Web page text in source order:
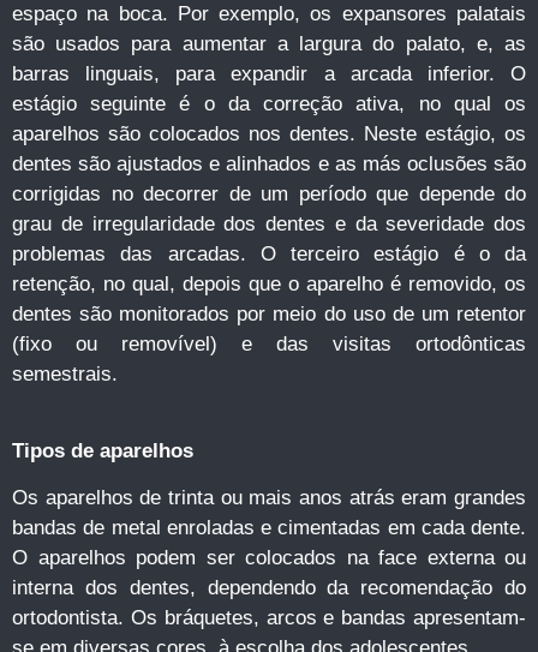
espaço na boca. Por exemplo, os expansores palatais
são usados para aumentar a largura do palato, e, as
barras linguais, para expandir a arcada inferior. O
estágio seguinte é o da correção ativa, no qual os
aparelhos são colocados nos dentes. Neste estágio, os
dentes são ajustados e alinhados e as más oclusões são
corrigidas no decorrer de um período que depende do
grau de irregularidade dos dentes e da severidade dos
problemas das arcadas. O terceiro estágio é o da
retenção, no qual, depois que o aparelho é removido, os
dentes são monitorados por meio do uso de um retentor
(fixo ou removível) e das visitas ortodônticas
semestrais.
Tipos de aparelhos
Os aparelhos de trinta ou mais anos atrás eram grandes
bandas de metal enroladas e cimentadas em cada dente.
O aparelhos podem ser colocados na face externa ou
interna dos dentes, dependendo da recomendação do
ortodontista. Os bráquetes, arcos e bandas apresentam-